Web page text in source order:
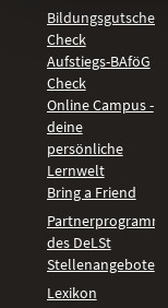
Bildungsgutschein
Check
Aufstiegs-BAföG
Check
Online Campus -
deine
persönliche
Lernwelt
Bring a Friend
Partnerprogramm
des DeLSt
Stellenangebote
Lexikon